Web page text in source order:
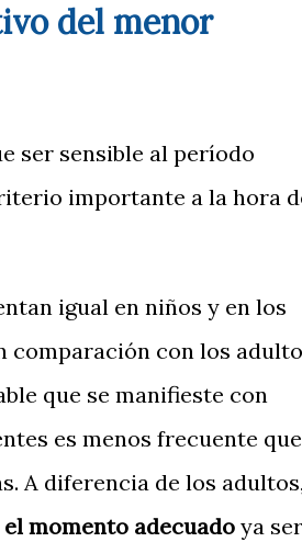
del menor
ser sensible al período
importante a la hora
igual en niños y en los
comparación con los
que se manifieste con
es menos frecuente que
A diferencia de los
momento adecuado ya